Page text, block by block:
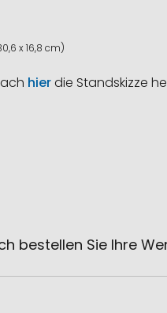
x 16,8 cm)
hierdie Standskizze
bestellen Sie Ihre